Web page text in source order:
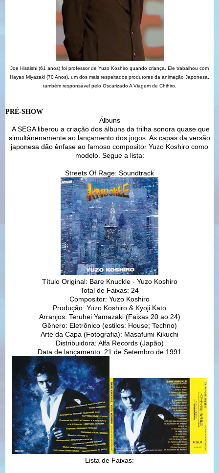
Joe Hisaishi (61 anos) foi professor de Yuzo Koshiro quando criança. Ele trabalhou com
Hayao Miyazaki (70 Anos), um dos mais respeitados produtores da animação Japonesa,
também responsável pelo Oscarizado A Viagem de Chihiro.
PRÉ-SHOW
Álbuns
A SEGA liberou a criação dos álbuns da trilha sonora quase que
simultânenamente ao lançamento dos jogos. As capas da versão
japonesa dão ênfase ao famoso compositor Yuzo Koshiro como
modelo. Segue a lista:
Streets Of Rage: Soundtrack
Título Original: Bare Knuckle - Yuzo Koshiro
Total de Faixas: 24
Compositor: Yuzo Koshiro
Produção: Yuzo Koshiro & Kyoji Kato
Arranjos: Teruhei Yamazaki (Faixas 20 ao 24)
Gênero: Eletrônico (estilos: House; Techno)
Arte da Capa (Fotografia): Masafumi Kikuchi
Distribuidora: Alfa Records (Japão)
Data de lançamento: 21 de Setembro de 1991
Lista de Faixas: